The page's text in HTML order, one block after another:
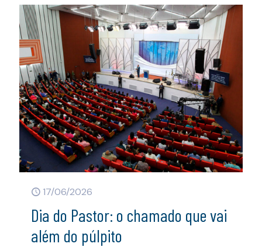
17/06/2026
Dia do Pastor: o chamado que vai
além do púlpito